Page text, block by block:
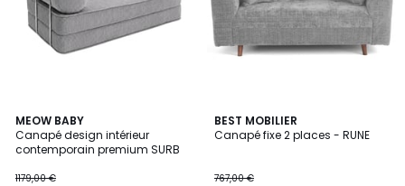
MEOW BABY
Canapé design intérieur
contemporain premium SURB
1179,00 €
9
Couleurs
BEST MOBILIER
Canapé fixe 2 places - RUNE
767,00 €
5
/
9
Couleurs